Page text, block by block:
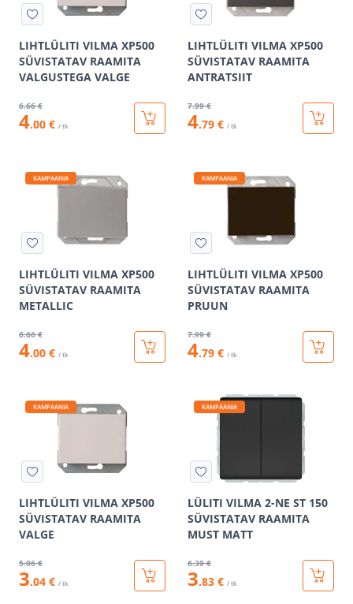
LIHTLÜLITI VILMA XP500
SÜVISTATAV RAAMITA
VALGUSTEGA VALGE
6.66 €
4.00 € / tk
LIHTLÜLITI VILMA XP500
SÜVISTATAV RAAMITA
ANTRATSIIT
7.99 €
4.79 € / tk
KAMPAANIA
LIHTLÜLITI VILMA XP500
SÜVISTATAV RAAMITA
METALLIC
6.66 €
4.00 € / tk
KAMPAANIA
LIHTLÜLITI VILMA XP500
SÜVISTATAV RAAMITA
PRUUN
7.99 €
4.79 € / tk
KAMPAANIA
LIHTLÜLITI VILMA XP500
SÜVISTATAV RAAMITA
VALGE
5.06 €
3.04 € / tk
KAMPAANIA
LÜLITI VILMA 2-NE ST 150
SÜVISTATAV RAAMITA
MUST MATT
6.39 €
3.83 € / tk